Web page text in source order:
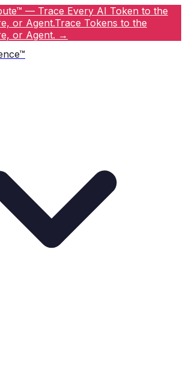
— Trace Every AI Token to the
or Agent.Trace Tokens to the
or Agent. →